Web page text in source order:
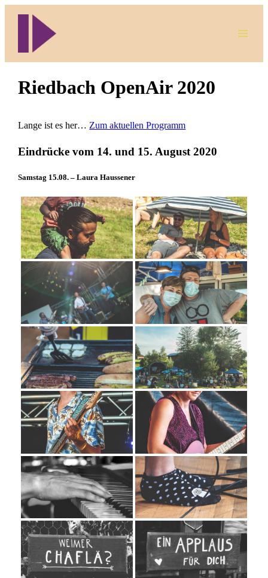
Riedbach OpenAir 2020
Lange ist es her… Zum aktuellen Programm
Eindrücke vom 14. und 15. August 2020
Samstag 15.08. – Laura Haussener